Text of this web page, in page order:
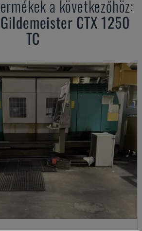
a következőhöz:
Gildemeister CTX 1250
TC